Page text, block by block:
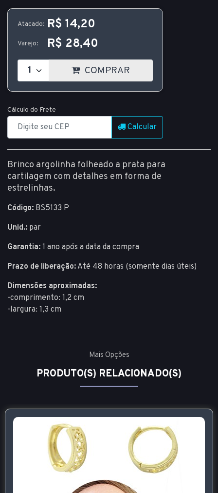
Atacado: R$ 14,20
Varejo: R$ 28,40
COMPRAR
Cálculo do Frete
Calcular
Brinco argolinha folheado a prata para
cartilagem com detalhes em forma de
estrelinhas.
Código: BS5133 P
Unid.: par
Garantia: 1 ano após a data da compra
Prazo de liberação: Até 48 horas (somente dias úteis)
Dimensões aproximadas:
-comprimento: 1,2 cm
-largura: 1,3 cm
Mais Opções
PRODUTO(S) RELACIONADO(S)